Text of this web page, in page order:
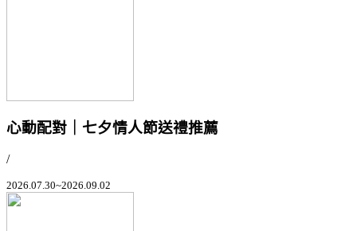
心動配對｜七夕情人節送禮推薦
/
2026.07.30~2026.09.02